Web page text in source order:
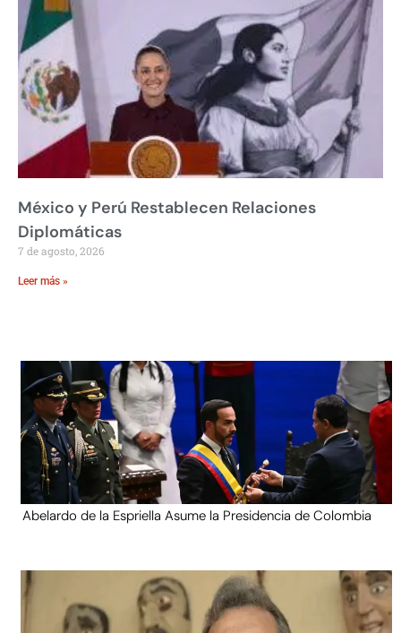
México y Perú Restablecen Relaciones
Diplomáticas
7 de agosto, 2026
Leer más »
Abelardo de la Espriella Asume la Presidencia de Colombia